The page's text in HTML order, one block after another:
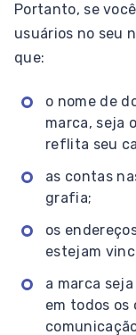
Portanto, se
usuários no seu
que:
o nome de
marca, seja
reflita seu
as contas
grafia;
os
estejam
a marca
em todos os